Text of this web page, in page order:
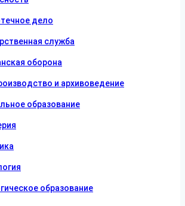
дело
служба
оборона
и архивоведение
образование
образование